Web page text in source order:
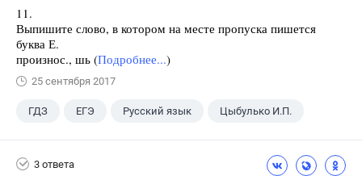
11.
Выпишите слово, в котором на месте пропуска пишется
буква Е.
произнос., шь (Подробнее...)
25 сентября 2017
ГДЗ ЕГЭ Русский язык Цыбулько И.П.
3 ответа